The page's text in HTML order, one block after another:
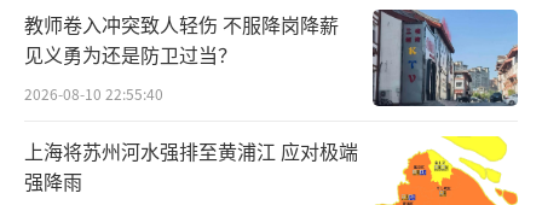
教师卷入冲突致人轻伤 不服降岗降薪
见义勇为还是防卫过当？
2026-08-10 22:55:40
上海将苏州河水强排至黄浦江 应对极端
强降雨